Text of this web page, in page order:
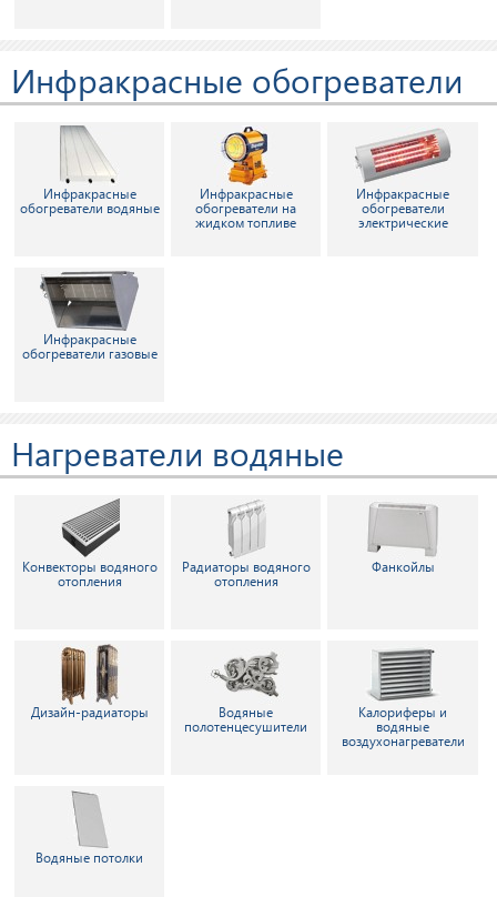
Инфракрасные обогреватели
Инфракрасные
обогреватели водяные
Инфракрасные
обогреватели на
жидком топливе
Инфракрасные
обогреватели
электрические
Инфракрасные
обогреватели газовые
Нагреватели водяные
Конвекторы водяного
отопления
Радиаторы водяного
отопления
Фанкойлы
Дизайн-радиаторы
Водяные
полотенцесушители
Калориферы и
водяные
воздухонагреватели
Водяные потолки